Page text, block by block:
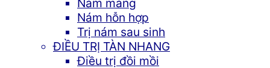
Nám hỗn hợp
Trị nám sau sinh
ĐIỀU TRỊ TÀN NHANG
Điều trị đồi mồi